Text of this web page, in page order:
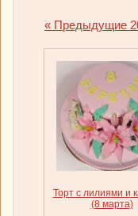
« Предыдущие
Торт с лилиями и
(8 марта)